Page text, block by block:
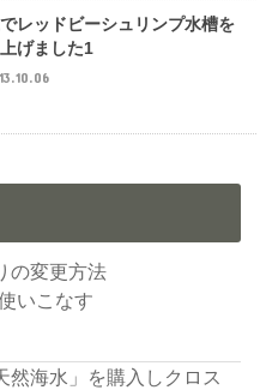
レッドビーシュリンプ水槽を
げました1
の変更方法
いこなす
然海水」を購入しクロス